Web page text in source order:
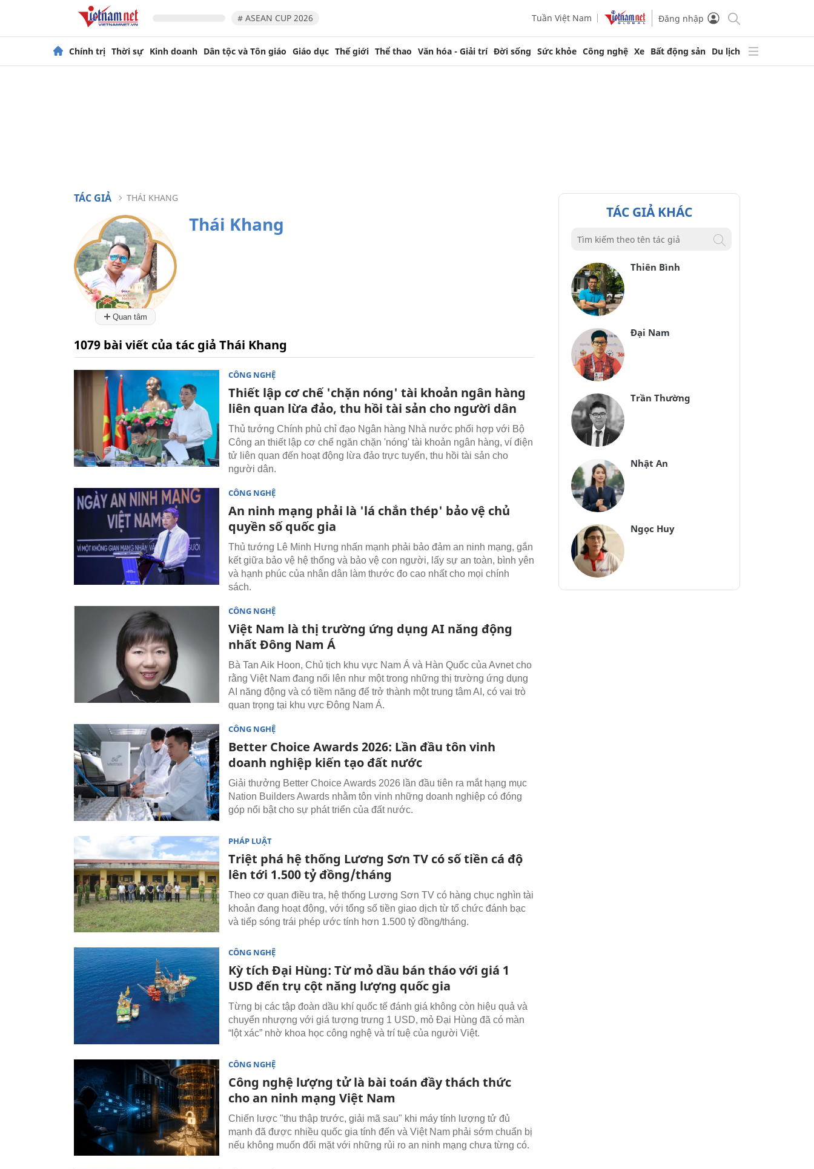
# ASEAN CUP 2026 Tuần Việt Nam Đăng nhập
Chính trị Thời sự Kinh doanh Dân tộc và Tôn giáo Giáo dục Thế giới Thể thao Văn hóa - Giải trí Đời sống Sức khỏe Công nghệ Xe Bất động sản Du lịch
TÁC GIẢ THÁI KHANG
Quan tâm
Thái Khang
1079 bài viết của tác giả Thái Khang
CÔNG NGHỆ
Thiết lập cơ chế 'chặn nóng' tài khoản ngân hàng
liên quan lừa đảo, thu hồi tài sản cho người dân
Thủ tướng Chính phủ chỉ đạo Ngân hàng Nhà nước phối hợp với Bộ
Công an thiết lập cơ chế ngăn chặn 'nóng' tài khoản ngân hàng, ví điện
tử liên quan đến hoạt động lừa đảo trực tuyến, thu hồi tài sản cho
người dân.
CÔNG NGHỆ
An ninh mạng phải là 'lá chắn thép' bảo vệ chủ
quyền số quốc gia
Thủ tướng Lê Minh Hưng nhấn mạnh phải bảo đảm an ninh mạng, gắn
kết giữa bảo vệ hệ thống và bảo vệ con người, lấy sự an toàn, bình yên
và hạnh phúc của nhân dân làm thước đo cao nhất cho mọi chính
sách.
CÔNG NGHỆ
Việt Nam là thị trường ứng dụng AI năng động
nhất Đông Nam Á
Bà Tan Aik Hoon, Chủ tịch khu vực Nam Á và Hàn Quốc của Avnet cho
rằng Việt Nam đang nổi lên như một trong những thị trường ứng dụng
AI năng động và có tiềm năng để trở thành một trung tâm AI, có vai trò
quan trọng tại khu vực Đông Nam Á.
CÔNG NGHỆ
Better Choice Awards 2026: Lần đầu tôn vinh
doanh nghiệp kiến tạo đất nước
Giải thưởng Better Choice Awards 2026 lần đầu tiên ra mắt hạng mục
Nation Builders Awards nhằm tôn vinh những doanh nghiệp có đóng
góp nổi bật cho sự phát triển của đất nước.
PHÁP LUẬT
Triệt phá hệ thống Lương Sơn TV có số tiền cá độ
lên tới 1.500 tỷ đồng/tháng
Theo cơ quan điều tra, hệ thống Lương Sơn TV có hàng chục nghìn tài
khoản đang hoạt động, với tổng số tiền giao dịch từ tổ chức đánh bạc
và tiếp sóng trái phép ước tính hơn 1.500 tỷ đồng/tháng.
CÔNG NGHỆ
Kỳ tích Đại Hùng: Từ mỏ dầu bán tháo với giá 1
USD đến trụ cột năng lượng quốc gia
Từng bị các tập đoàn dầu khí quốc tế đánh giá không còn hiệu quả và
chuyển nhượng với giá tượng trưng 1 USD, mỏ Đại Hùng đã có màn
“lột xác” nhờ khoa học công nghệ và trí tuệ của người Việt.
CÔNG NGHỆ
Công nghệ lượng tử là bài toán đầy thách thức
cho an ninh mạng Việt Nam
Chiến lược "thu thập trước, giải mã sau" khi máy tính lượng tử đủ
mạnh đã được nhiều quốc gia tính đến và Việt Nam phải sớm chuẩn bị
nếu không muốn đối mặt với những rủi ro an ninh mạng chưa từng có.
TÁC GIẢ KHÁC
Thiên Bình
Đại Nam
Trần Thường
Nhật An
Ngọc Huy